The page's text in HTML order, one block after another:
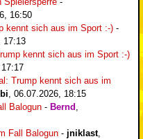
16:50
kennt sich aus im Sport :-) -
17:13
kennt sich aus im Sport :-)
Trump kennt sich aus im
06.07.2026, 18:15
Balogun - Bernd
Fall Balogun - jniklast,